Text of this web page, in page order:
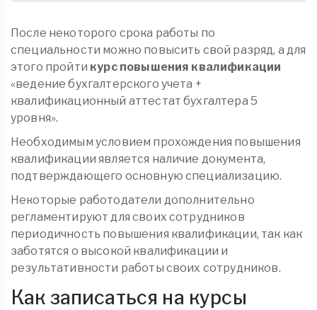
После некоторого срока работы по
специальности можно повысить свой разряд, а для
этого пройти курс повышения квалификации
«ведение бухгалтерского учета +
квалификационный аттестат бухгалтера 5
уровня».
Необходимым условием прохождения повышения
квалификации является наличие документа,
подтверждающего основную специализацию.
Некоторые работодатели дополнительно
регламентируют для своих сотрудников
периодичность повышения квалификации, так как
заботятся о высокой квалификации и
результативности работы своих сотрудников.
Как записаться на курсы